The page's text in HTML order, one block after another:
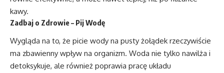
kawy.
Zadbaj o Zdrowie – Pij Wodę
Wygląda na to, że picie wody na pusty żołądek rzeczywiście
ma zbawienny wpływ na organizm. Woda nie tylko nawilża i
detoksykuje, ale również poprawia pracę układu